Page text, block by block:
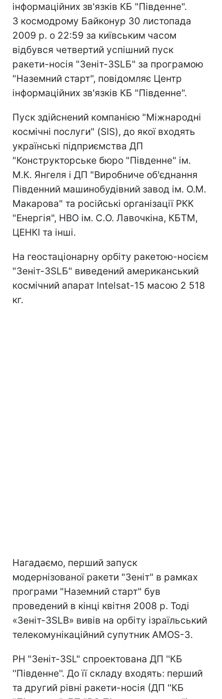
інформаційних зв'язків КБ "Південне".
З космодрому Байконур 30 листопада
2009 р. о 22:59 за київським часом
відбувся четвертий успішний пуск
ракети-носія "Зеніт-3SLБ" за програмою
"Наземний старт", повідомляє Центр
інформаційних зв'язків КБ "Південне".
Пуск здійснений компанією "Міжнародні
космічні послуги" (SIS), до якої входять
українські підприємства ДП
"Конструкторське бюро "Південне" ім.
М.К. Янгеля і ДП "Виробниче об'єднання
Південний машинобудівний завод ім. О.М.
Макарова" та російські організації РКК
"Енергія", НВО ім. С.О. Лавочкіна, КБТМ,
ЦЕНКІ та інші.
На геостаціонарну орбіту ракетою-носієм
"Зеніт-3SLБ" виведений американський
космічний апарат Intelsat-15 масою 2 518
кг.
Нагадаємо, перший запуск
модернізованої ракети "Зеніт" в рамках
програми "Наземний старт" був
проведений в кінці квітня 2008 р. Тоді
«Зеніт-3SLB» вивів на орбіту ізраїльський
телекомунікаційний супутник AMOS-3.
РН "Зеніт-3SL" спроектована ДП ''КБ
''Південне''. До її складу входять: перший
та другий рівні ракети-носія (ДП ''КБ